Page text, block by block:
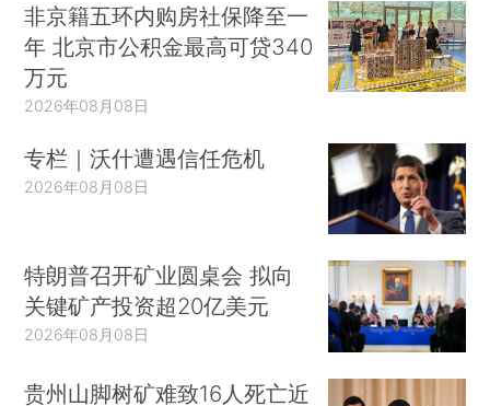
非京籍五环内购房社保降至一
年 北京市公积金最高可贷340
万元
2026年08月08日
专栏｜沃什遭遇信任危机
2026年08月08日
特朗普召开矿业圆桌会 拟向
关键矿产投资超20亿美元
2026年08月08日
贵州山脚树矿难致16人死亡近